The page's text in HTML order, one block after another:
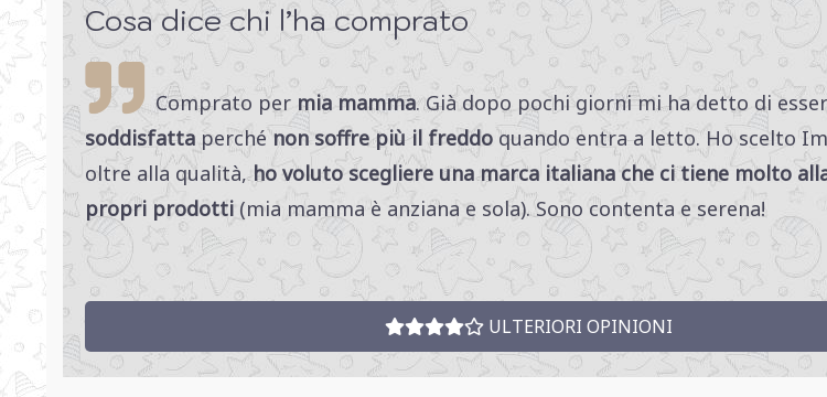
Cosa dice chi l’ha comprato
Comprato per mia mamma. Già dopo pochi giorni mi ha detto di
soddisfatta perchénon soffre più il freddoquando entra a letto. Ho scelto
oltre alla qualità,ho voluto scegliere una marca italiana che ci tiene molto
propri prodotti (mia mamma è anziana e sola). Sono contenta e serena!
ULTERIORI OPINIONI